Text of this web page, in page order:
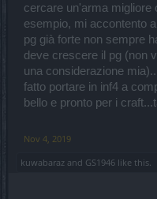
cercare un'arma migliore
esempio, mi accontento
pg già forte non sempre
deve crescere il pg (non
una considerazione
fatto portare in inf4 a
bello e pronto per i
Nov 4, 2019
kuwabaraz and GS1946 like this.